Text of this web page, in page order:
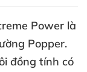
Power là
Popper.
đồng tính có